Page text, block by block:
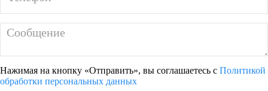
Нажимая на кнопку «Отправить», вы соглашаетесь с Политикой
обработки персональных данных